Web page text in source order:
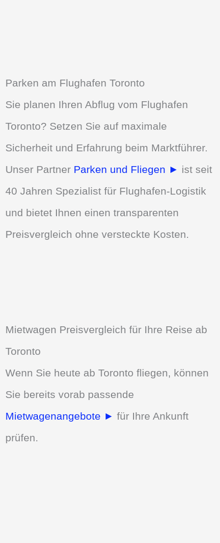
Parken am Flughafen Toronto
Sie planen Ihren Abflug vom Flughafen
Toronto? Setzen Sie auf maximale
Sicherheit und Erfahrung beim Marktführer.
Unser Partner Parken und Fliegen ► ist seit
40 Jahren Spezialist für Flughafen-Logistik
und bietet Ihnen einen transparenten
Preisvergleich ohne versteckte Kosten.
Mietwagen Preisvergleich für Ihre Reise ab
Toronto
Wenn Sie heute ab Toronto fliegen, können
Sie bereits vorab passende
Mietwagenangebote ► für Ihre Ankunft
prüfen.